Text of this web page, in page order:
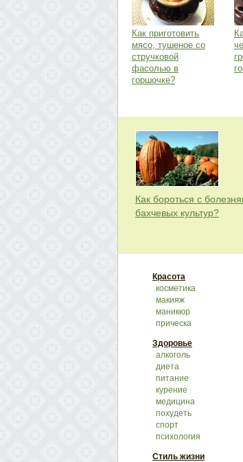
Как приготовить
мясо, тушеное со
стручковой
фасолью в
горшочке?
Как бороться с
бахчевых культур?
Красота
косметика
макияж
маникюр
прическа
Здоровье
алкоголь
диета
питание
курение
медицина
похудеть
спорт
психология
Стиль жизни